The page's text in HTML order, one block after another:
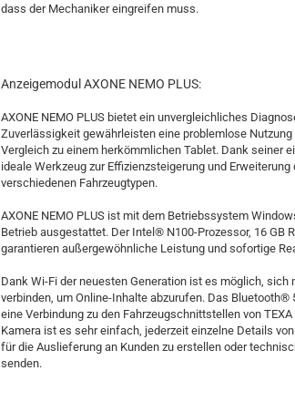
dass der Mechaniker eingreifen muss.
Anzeigemodul AXONE NEMO PLUS:
AXONE NEMO PLUS bietet ein unvergleichliches
Zuverlässigkeit gewährleisten eine problemlose
Vergleich zu einem herkömmlichen Tablet. Dank seiner
ideale Werkzeug zur Effizienzsteigerung und
verschiedenen Fahrzeugtypen.
AXONE NEMO PLUS ist mit dem Betriebssystem
Betrieb ausgestattet. Der Intel® N100-Prozessor, 16 GB
garantieren außergewöhnliche Leistung und sofortige
Dank Wi-Fi der neuesten Generation ist es möglich,
verbinden, um Online-Inhalte abzurufen. Das Bluetooth®
eine Verbindung zu den Fahrzeugschnittstellen von
Kamera ist es sehr einfach, jederzeit einzelne Details
für die Auslieferung an Kunden zu erstellen oder
senden.